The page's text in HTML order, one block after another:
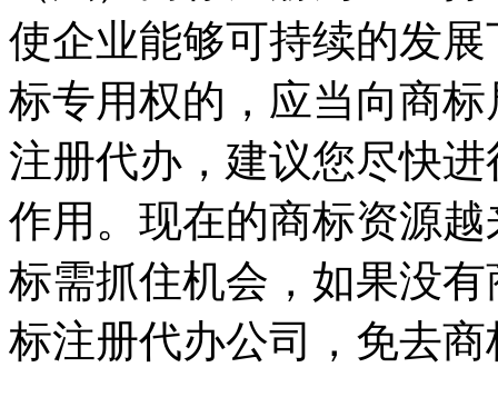
使企业能够可持续的发
标专用权的，应当向商
注册代办，建议您尽快
作用。现在的商标资源
标需抓住机会，如果没
标注册代办公司，免去